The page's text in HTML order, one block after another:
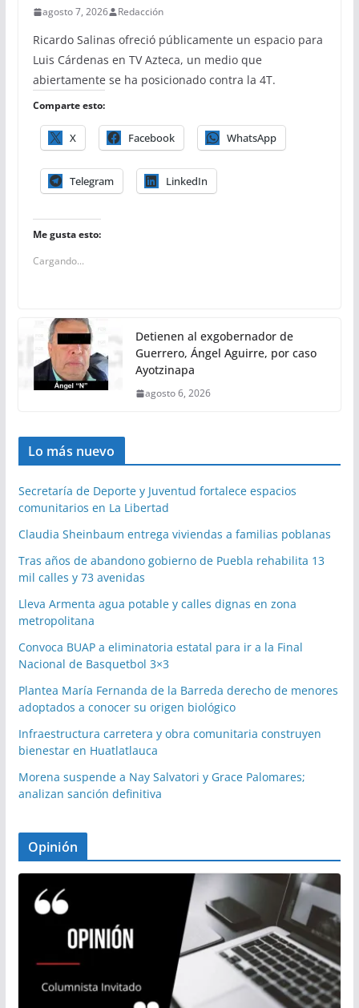
agosto 7, 2026 Redacción
Ricardo Salinas ofreció públicamente un espacio para
Luis Cárdenas en TV Azteca, un medio que
abiertamente se ha posicionado contra la 4T.
Comparte esto:
X Facebook WhatsApp
Telegram LinkedIn
Me gusta esto:
Cargando...
Detienen al exgobernador de
Guerrero, Ángel Aguirre, por caso
Ayotzinapa
agosto 6, 2026
Lo más nuevo
Secretaría de Deporte y Juventud fortalece espacios
comunitarios en La Libertad
Claudia Sheinbaum entrega viviendas a familias poblanas
Tras años de abandono gobierno de Puebla rehabilita 13
mil calles y 73 avenidas
Lleva Armenta agua potable y calles dignas en zona
metropolitana
Convoca BUAP a eliminatoria estatal para ir a la Final
Nacional de Basquetbol 3×3
Plantea María Fernanda de la Barreda derecho de menores
adoptados a conocer su origen biológico
Infraestructura carretera y obra comunitaria construyen
bienestar en Huatlatlauca
Morena suspende a Nay Salvatori y Grace Palomares;
analizan sanción definitiva
Opinión